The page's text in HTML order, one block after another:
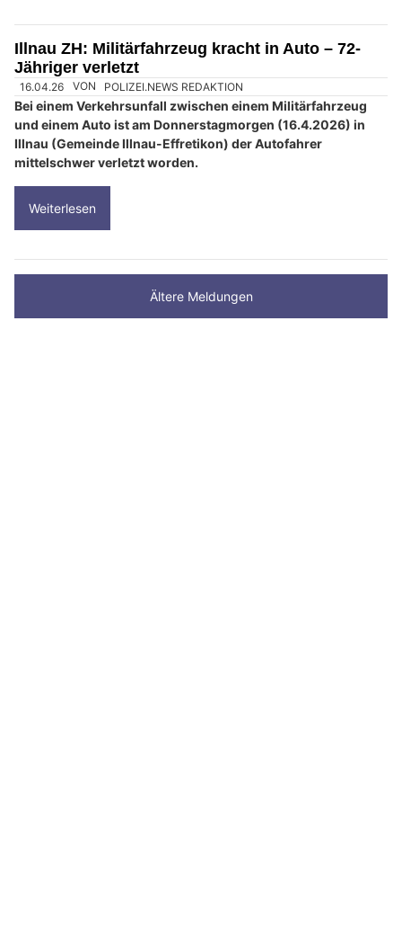
Illnau ZH: Militärfahrzeug kracht in Auto – 72-
Jähriger verletzt
16.04.26 VON POLIZEI.NEWS REDAKTION
Bei einem Verkehrsunfall zwischen einem Militärfahrzeug
und einem Auto ist am Donnerstagmorgen (16.4.2026) in
Illnau (Gemeinde Illnau-Effretikon) der Autofahrer
mittelschwer verletzt worden.
Weiterlesen
Ältere Meldungen